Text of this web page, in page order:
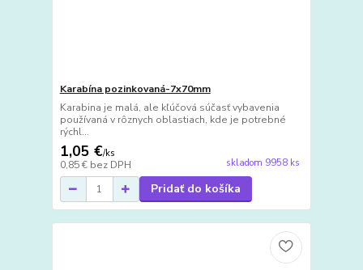
Karabína pozinkovaná-7x70mm
Karabina je malá, ale kľúčová súčasť vybavenia
používaná v rôznych oblastiach, kde je potrebné
rýchl...
1,05 €/ks
0,85 € bez DPH skladom 9958 ks
Pridať do košíka